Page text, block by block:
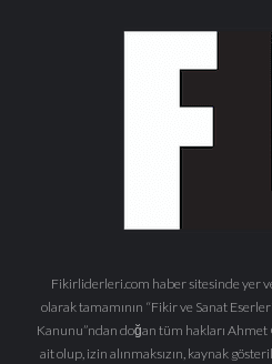
Fikirliderleri.com haber sitesinde yer
olarak tamamının “Fikir ve Sanat
Kanunu”ndan doğan tüm hakları
ait olup, izin alınmaksızın, kaynak